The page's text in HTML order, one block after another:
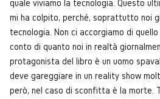
quale viviamo la tecnologia. Questo
mi ha colpito, perché, soprattutto noi
tecnologia. Non ci accorgiamo di
conto di quanto noi in realtà
protagonista del libro è un uomo
deve gareggiare in un reality show
però, nel caso di sconfitta è la morte.